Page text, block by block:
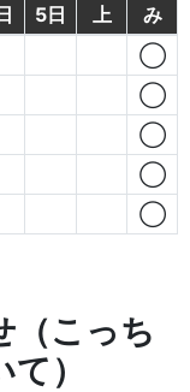
5日
上
み
◯
◯
◯
◯
◯
（こっち
）